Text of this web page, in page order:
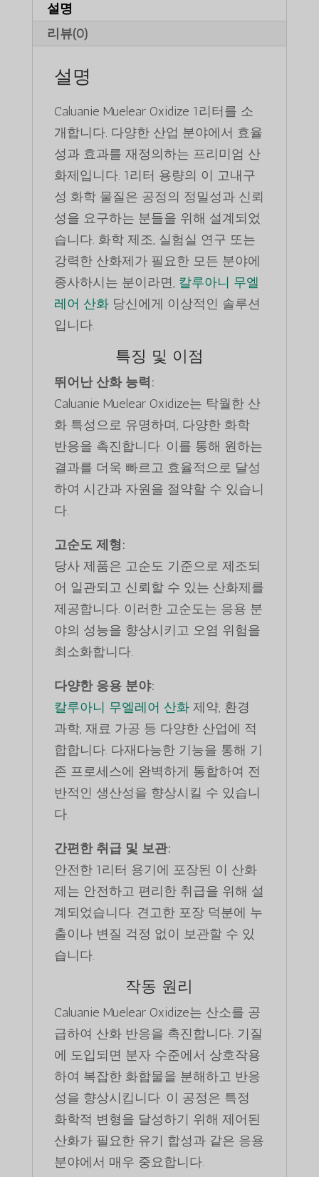
설명
리뷰(0)
설명
Caluanie Muelear Oxidize 1리터를 소
개합니다. 다양한 산업 분야에서 효율
성과 효과를 재정의하는 프리미엄 산
화제입니다. 1리터 용량의 이 고내구
성 화학 물질은 공정의 정밀성과 신뢰
성을 요구하는 분들을 위해 설계되었
습니다. 화학 제조, 실험실 연구 또는
강력한 산화제가 필요한 모든 분야에
종사하시는 분이라면, 칼루아니 무엘
레어 산화당신에게 이상적인 솔루션
입니다.
특징 및 이점
뛰어난 산화 능력:
Caluanie Muelear Oxidize는 탁월한 산
화 특성으로 유명하며, 다양한 화학
반응을 촉진합니다. 이를 통해 원하는
결과를 더욱 빠르고 효율적으로 달성
하여 시간과 자원을 절약할 수 있습니
다.
고순도 제형:
당사 제품은 고순도 기준으로 제조되
어 일관되고 신뢰할 수 있는 산화제를
제공합니다. 이러한 고순도는 응용 분
야의 성능을 향상시키고 오염 위험을
최소화합니다.
다양한 응용 분야:
칼루아니 무엘레어 산화제약, 환경
과학, 재료 가공 등 다양한 산업에 적
합합니다. 다재다능한 기능을 통해 기
존 프로세스에 완벽하게 통합하여 전
반적인 생산성을 향상시킬 수 있습니
다.
간편한 취급 및 보관:
안전한 1리터 용기에 포장된 이 산화
제는 안전하고 편리한 취급을 위해 설
계되었습니다. 견고한 포장 덕분에 누
출이나 변질 걱정 없이 보관할 수 있
습니다.
작동 원리
Caluanie Muelear Oxidize는 산소를 공
급하여 산화 반응을 촉진합니다. 기질
에 도입되면 분자 수준에서 상호작용
하여 복잡한 화합물을 분해하고 반응
성을 향상시킵니다. 이 공정은 특정
화학적 변형을 달성하기 위해 제어된
산화가 필요한 유기 합성과 같은 응용
분야에서 매우 중요합니다.